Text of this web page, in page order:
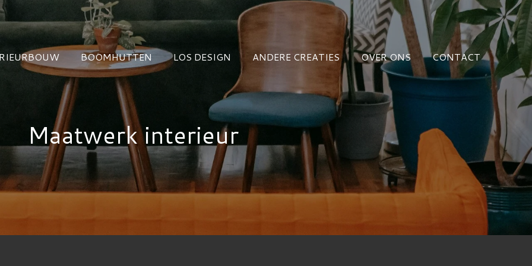
BOOMHUTTEN LOS DESIGN ANDERE CREATIES OVER ONS CONTACT
Maatwerk interieur